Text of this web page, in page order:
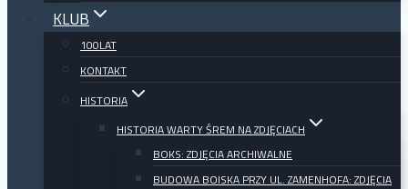
KLUB
100LAT
KONTAKT
HISTORIA
HISTORIA WARTY ŚREM NA ZDJĘCIACH
BOKS: ZDJĘCIA ARCHIWALNE
BUDOWA BOISKA PRZY UL. ZAMENHOFA: ZDJĘCIA